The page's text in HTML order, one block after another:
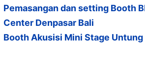
Pemasangan dan setting Booth
Center Denpasar Bali
Booth Akusisi Mini Stage